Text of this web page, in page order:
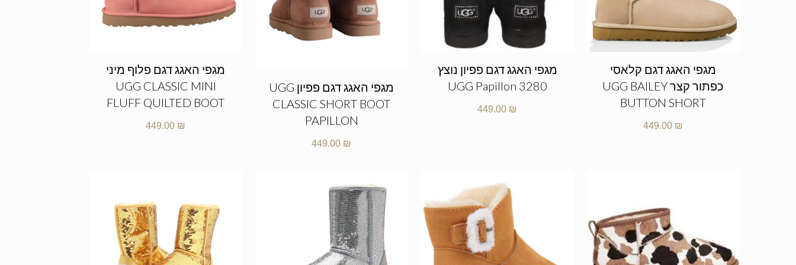
מגפי האגג דגם קלאסי
כפתור קצר UGG BAILEY
BUTTON SHORT
449.00 ₪
מגפי האגג דגם פפיון נוצץ
UGG Papillon 3280
449.00 ₪
מגפי האגג דגם פפיון UGG
CLASSIC SHORT BOOT
PAPILLON
449.00 ₪
מגפי האגג דגם פלוף מיני
UGG CLASSIC MINI
FLUFF QUILTED BOOT
449.00 ₪